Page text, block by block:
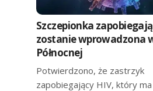
Szczepionka
zostanie wprowadzona
Północnej
Potwierdzono, że zastrzyk
zapobiegający HIV, który